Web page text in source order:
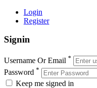
Login
Register
Signin
Username Or Email *
Password *
Keep me signed in